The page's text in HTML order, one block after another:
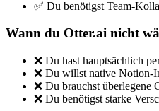
✅ Du benötigst Team-
Wann du Otter.ai nicht
❌ Du hast hauptsächlich
❌ Du willst native Notion-
❌ Du brauchst überlegene
❌ Du benötigst starke